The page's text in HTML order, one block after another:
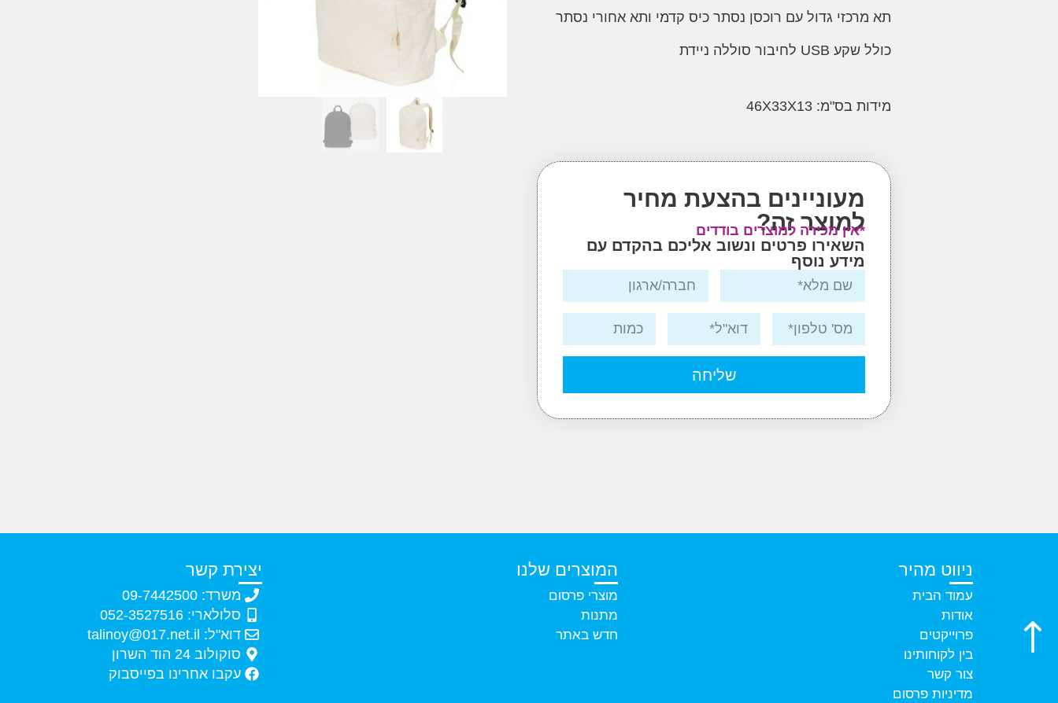
תא מרכזי גדול עם רוכסן נסתר כיס קדמי ותא אחורי נסתר
כולל שקע USB לחיבור סוללה ניידת
מידות בס"מ: 46X33X13
מעוניינים בהצעת מחיר
למוצר זה?
*אין מכירה למוצרים בודדים
השאירו פרטים ונשוב אליכם בהקדם עם
מידע נוסף
שליחה
ניווט מהיר
עמוד הבית
אודות
פרוייקטים
בין לקוחותינו
צור קשר
מדיניות פרסום
המוצרים שלנו
מוצרי פרסום
מתנות
חדש באתר
יצירת קשר
משרד: 09-7442500
סלולארי: 052-3527516
דוא"ל: talinoy@017.net.il
סוקולוב 24 הוד השרון
עקבו אחרינו בפייסבוק